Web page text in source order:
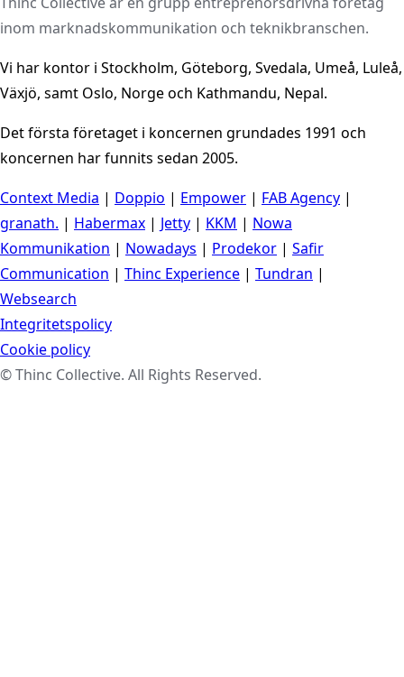
inom marknadskommunikation och teknikbranschen.
Vi har kontor i Stockholm, Göteborg, Svedala, Umeå, Luleå,
Växjö, samt Oslo, Norge och Kathmandu, Nepal.
Det första företaget i koncernen grundades 1991 och
koncernen har funnits sedan 2005.
Context Media | Doppio | Empower | FAB Agency |
granath. | Habermax | Jetty | KKM | Nowa
Kommunikation | Nowadays | Prodekor | Safir
Communication | Thinc Experience | Tundran |
Websearch
Integritetspolicy
Cookie policy
© Thinc Collective. All Rights Reserved.